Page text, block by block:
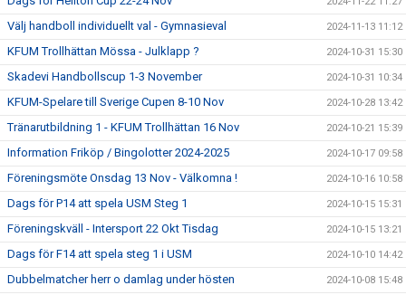
Välj handboll individuellt val - Gymnasieval 2024-11-13 11:12
KFUM Trollhättan Mössa - Julklapp ? 2024-10-31 15:30
Skadevi Handbollscup 1-3 November 2024-10-31 10:34
KFUM-Spelare till Sverige Cupen 8-10 Nov 2024-10-28 13:42
Tränarutbildning 1 - KFUM Trollhättan 16 Nov 2024-10-21 15:39
Information Friköp / Bingolotter 2024-2025 2024-10-17 09:58
Föreningsmöte Onsdag 13 Nov - Välkomna ! 2024-10-16 10:58
Dags för P14 att spela USM Steg 1 2024-10-15 15:31
Föreningskväll - Intersport 22 Okt Tisdag 2024-10-15 13:21
Dags för F14 att spela steg 1 i USM 2024-10-10 14:42
Dubbelmatcher herr o damlag under hösten 2024-10-08 15:48